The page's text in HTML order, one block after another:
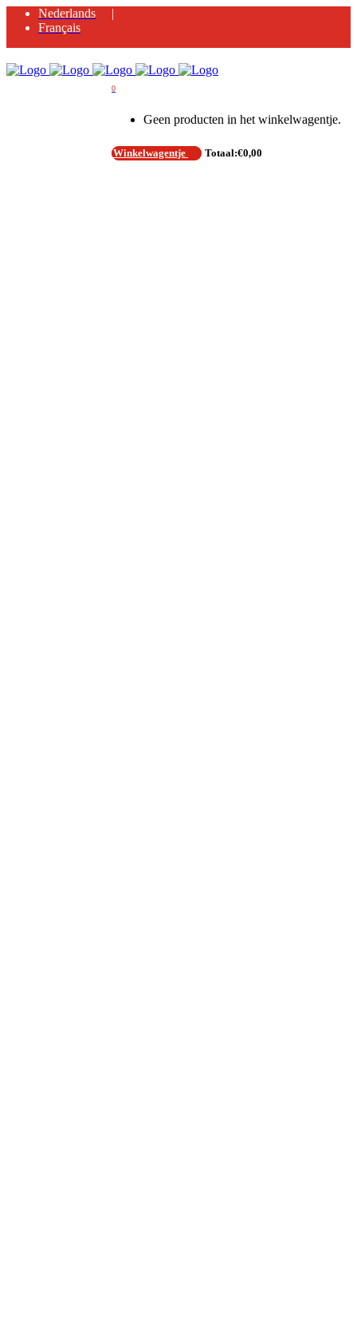
Nederlands
Français
0
Geen producten in het winkelwagentje.
Winkelwagentje Totaal:€0,00